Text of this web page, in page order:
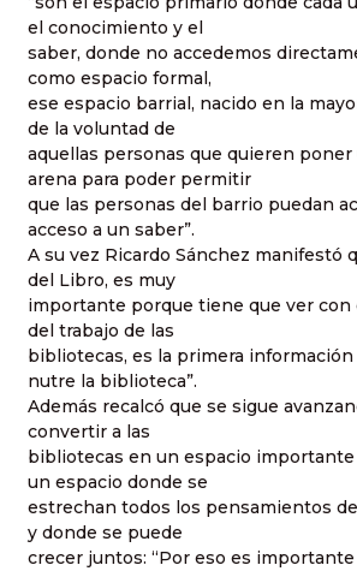
el conocimiento y el
saber, donde no accedemos
como espacio formal,
ese espacio barrial, nacido en la
de la voluntad de
aquellas personas que quieren
arena para poder permitir
que las personas del barrio puedan
acceso a un saber”.
A su vez Ricardo Sánchez manifestó
del Libro, es muy
importante porque tiene que ver con
del trabajo de las
bibliotecas, es la primera
nutre la biblioteca”.
Además recalcó que se sigue
convertir a las
bibliotecas en un espacio importante
un espacio donde se
estrechan todos los pensamientos
y donde se puede
crecer juntos: “Por eso es